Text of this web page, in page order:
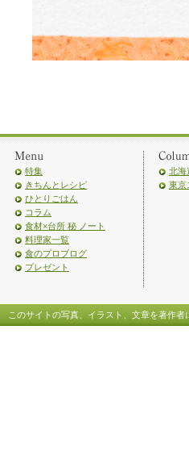
特集
きちんとレシピ
ひとりごはん
コラム
食材×台所 秘 ノート
料理家一覧
食のプロブログ
プレゼント
北海
東京
このサイトの写真、イラスト、文章を著作